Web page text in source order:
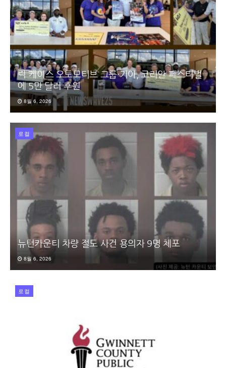
릭 케이스 오토모티브 그룹·기아, 코리안 페스티벌
에 5만 달러 후원
8월 6, 2026
로컬
뉴턴카운티 차량 절도 사건 용의자 9명 체포
8월 6, 2026
로컬